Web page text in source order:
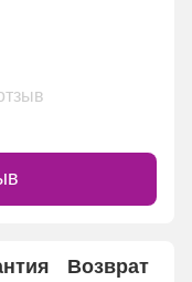
Возврат